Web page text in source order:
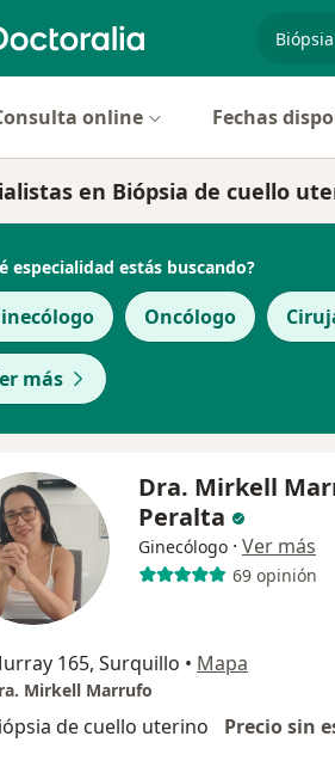
online Fechas
en Biópsia de cuello
especialidad estás buscando?
Oncólogo
más
Dra. Mirkell
Peralta
Ginecólogo · Ver más
69 opinión
165, Surquillo • Mapa
Mirkell Marrufo
de cuello uterino Precio sin